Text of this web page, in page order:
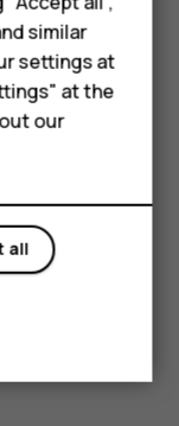
similar
settings at
at the
our
all